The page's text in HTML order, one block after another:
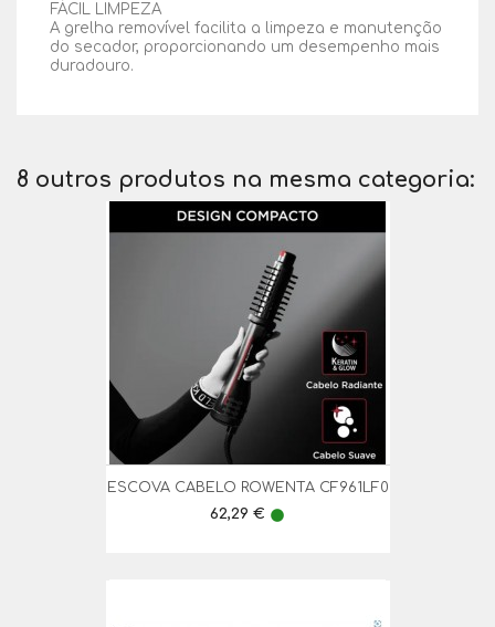
FÁCIL LIMPEZA
A grelha removível facilita a limpeza e manutenção
do secador, proporcionando um desempenho mais
duradouro.
8 outros produtos na mesma categoria:
ESCOVA CABELO ROWENTA CF961LF0
Preço
62,29 € lens